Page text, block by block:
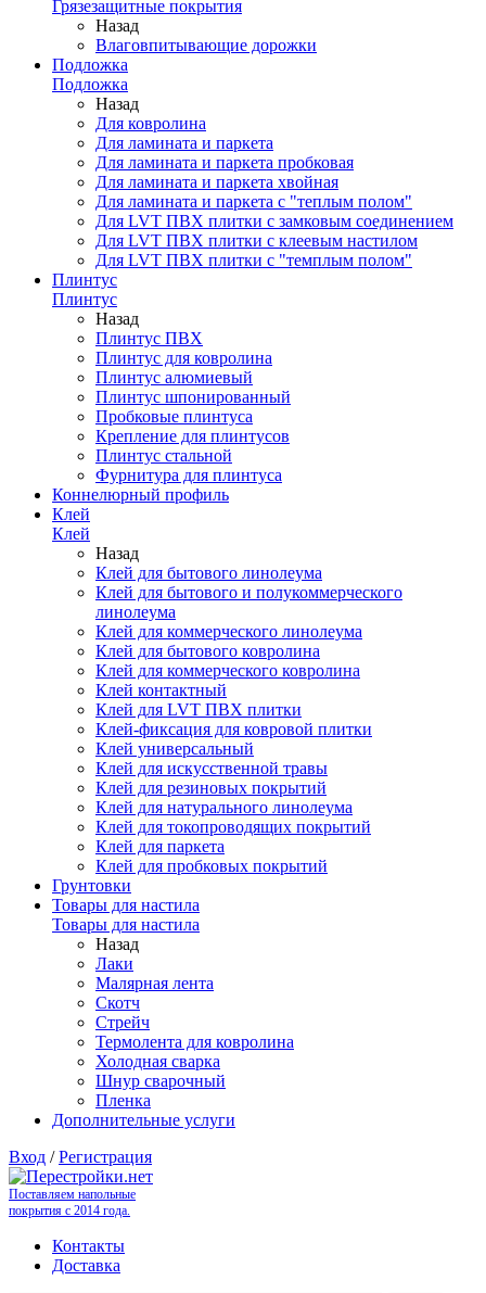
Грязезащитные покрытия
Назад
Влаговпитывающие дорожки
Подложка
Подложка
Назад
Для ковролина
Для ламината и паркета
Для ламината и паркета пробковая
Для ламината и паркета хвойная
Для ламината и паркета с "теплым полом"
Для LVT ПВХ плитки с замковым соединением
Для LVT ПВХ плитки с клеевым настилом
Для LVT ПВХ плитки с "темплым полом"
Плинтус
Плинтус
Назад
Плинтус ПВХ
Плинтус для ковролина
Плинтус алюмиевый
Плинтус шпонированный
Пробковые плинтуса
Крепление для плинтусов
Плинтус стальной
Фурнитура для плинтуса
Коннелюрный профиль
Клей
Клей
Назад
Клей для бытового линолеума
Клей для бытового и полукоммерческого
линолеума
Клей для коммерческого линолеума
Клей для бытового ковролина
Клей для коммерческого ковролина
Клей контактный
Клей для LVT ПВХ плитки
Клей-фиксация для ковровой плитки
Клей универсальный
Клей для искусственной травы
Клей для резиновых покрытий
Клей для натурального линолеума
Клей для токопроводящих покрытий
Клей для паркета
Клей для пробковых покрытий
Грунтовки
Товары для настила
Товары для настила
Назад
Лаки
Малярная лента
Скотч
Стрейч
Термолента для ковролина
Холодная сварка
Шнур сварочный
Пленка
Дополнительные услуги
Вход /Регистрация
Поставляем напольные
покрытия с 2014 года.
Контакты
Доставка